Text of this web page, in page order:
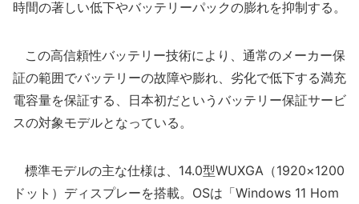
時間の著しい低下やバッテリーパックの膨れを抑制する。
この高信頼性バッテリー技術により、通常のメーカー保
証の範囲でバッテリーの故障や膨れ、劣化で低下する満充
電容量を保証する、日本初だというバッテリー保証サービ
スの対象モデルとなっている。
標準モデルの主な仕様は、14.0型WUXGA（1920×1200
ドット）ディスプレーを搭載。OSは「Windows 11 Hom